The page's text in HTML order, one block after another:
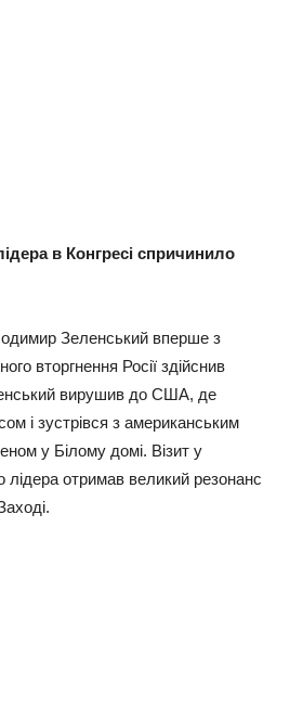
в Конгресі спричинило
Зеленський вперше з
вторгнення Росії здійснив
вирушив до США, де
і зустрівся з американським
у Білому домі. Візит у
лідера отримав великий резонанс